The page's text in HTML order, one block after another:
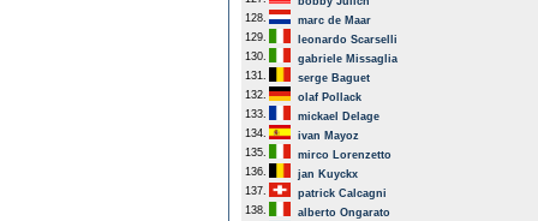
128.
marc de Maar
129.
leonardo Scarselli
130.
gabriele Missaglia
131.
serge Baguet
132.
olaf Pollack
133.
mickael Delage
134.
ivan Mayoz
135.
mirco Lorenzetto
136.
jan Kuyckx
137.
patrick Calcagni
138.
alberto Ongarato